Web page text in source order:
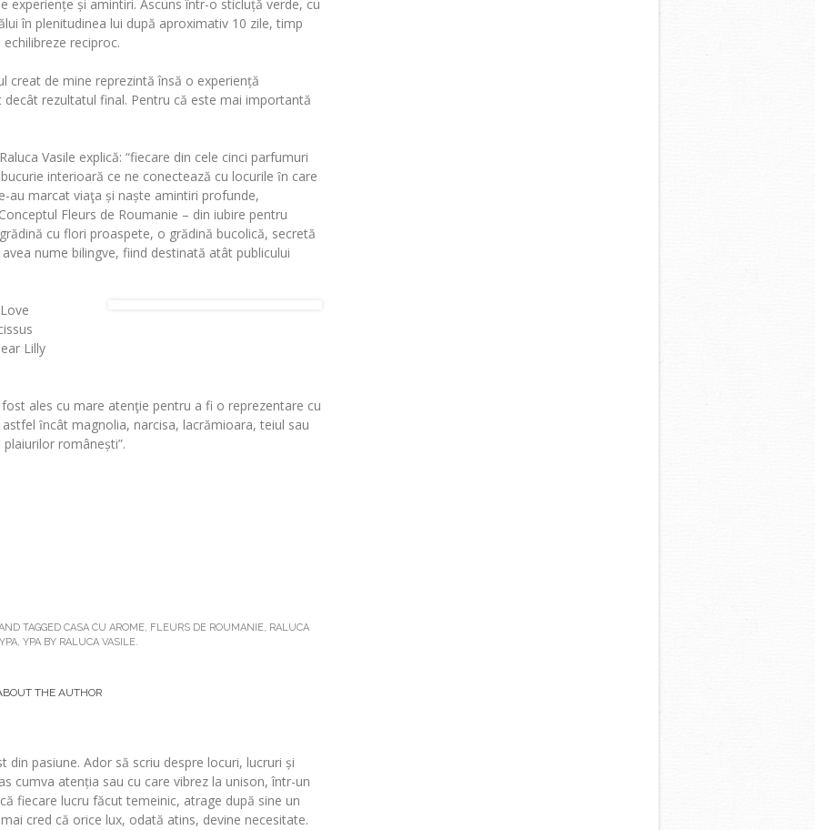
experiențe și amintiri. Ascuns într-o sticluță verde, cu
în plenitudinea lui după aproximativ 10 zile, timp
reciproc.
creat de mine reprezintă însă o experiență
rezultatul final. Pentru că este mai importantă
Vasile explică: “fiecare din cele cinci parfumuri
interioară ce ne conectează cu locurile ȋn care
au marcat viaţa și naște amintiri profunde,
Fleurs de Roumanie – din iubire pentru
cu flori proaspete, o grădină bucolică, secretă
nume bilingve, fiind destinată atât publicului
Lilly
ales cu mare atenţie pentru a fi o reprezentare cu
ȋncât magnolia, narcisa, lacrămioara, teiul sau
românești”.
TAGGED CASA CU AROME, FLEURS DE ROUMANIE, RALUCA
YPA, YPA BY RALUCA VASILE.
THE AUTHOR
din pasiune. Ador să scriu despre locuri, lucruri și
cumva atenția sau cu care vibrez la unison, într-un
fiecare lucru făcut temeinic, atrage după sine un
cred că orice lux, odată atins, devine necesitate.